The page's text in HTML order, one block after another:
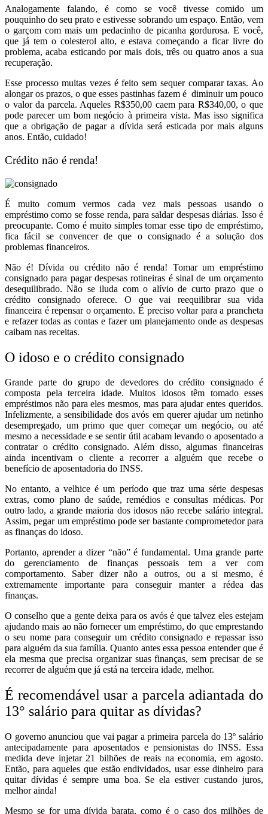
Analogamente falando, é como se você tivesse comido um
pouquinho do seu prato e estivesse sobrando um espaço. Então, vem
o garçom com mais um pedacinho de picanha gordurosa. E você,
que já tem o colesterol alto, e estava começando a ficar livre do
problema, acaba esticando por mais dois, três ou quatro anos a sua
recuperação.
Esse processo muitas vezes é feito sem sequer comparar taxas. Ao
alongar os prazos, o que esses pastinhas fazem é diminuir um pouco
o valor da parcela. Aqueles R$350,00 caem para R$340,00, o que
pode parecer um bom negócio à primeira vista. Mas isso significa
que a obrigação de pagar a dívida será esticada por mais alguns
anos. Então, cuidado!
Crédito não é renda!
É muito comum vermos cada vez mais pessoas usando o
empréstimo como se fosse renda, para saldar despesas diárias. Isso é
preocupante. Como é muito simples tomar esse tipo de empréstimo,
fica fácil se convencer de que o consignado é a solução dos
problemas financeiros.
Não é! Dívida ou crédito não é renda! Tomar um empréstimo
consignado para pagar despesas rotineiras é sinal de um orçamento
desequilibrado. Não se iluda com o alívio de curto prazo que o
crédito consignado oferece. O que vai reequilibrar sua vida
financeira é repensar o orçamento. É preciso voltar para a prancheta
e refazer todas as contas e fazer um planejamento onde as despesas
caibam nas receitas.
O idoso e o crédito consignado
Grande parte do grupo de devedores do crédito consignado é
composta pela terceira idade. Muitos idosos têm tomado esses
empréstimos não para eles mesmos, mas para ajudar entes queridos.
Infelizmente, a sensibilidade dos avós em querer ajudar um netinho
desempregado, um primo que quer começar um negócio, ou até
mesmo a necessidade e se sentir útil acabam levando o aposentado a
contratar o crédito consignado. Além disso, algumas financeiras
ainda incentivam o cliente a recorrer a alguém que recebe o
benefício de aposentadoria do INSS.
No entanto, a velhice é um período que traz uma série despesas
extras, como plano de saúde, remédios e consultas médicas. Por
outro lado, a grande maioria dos idosos não recebe salário integral.
Assim, pegar um empréstimo pode ser bastante comprometedor para
as finanças do idoso.
Portanto, aprender a dizer “não” é fundamental. Uma grande parte
do gerenciamento de finanças pessoais tem a ver com
comportamento. Saber dizer não a outros, ou a si mesmo, é
extremamente importante para conseguir manter a rédea das
finanças.
O conselho que a gente deixa para os avós é que talvez eles estejam
ajudando mais ao não fornecer um empréstimo, do que emprestando
o seu nome para conseguir um crédito consignado e repassar isso
para alguém da sua família. Quanto antes essa pessoa entender que é
ela mesma que precisa organizar suas finanças, sem precisar de se
recorrer de alguém que já está na terceira idade, melhor.
É recomendável usar a parcela adiantada do
13° salário para quitar as dívidas?
O governo anunciou que vai pagar a primeira parcela do 13º salário
antecipadamente para aposentados e pensionistas do INSS. Essa
medida deve injetar 21 bilhões de reais na economia, em agosto.
Então, para aqueles que estão endividados, usar esse dinheiro para
quitar dívidas é sempre uma boa. Se ela estiver custando juros,
melhor ainda!
Mesmo se for uma dívida barata, como é o caso dos milhões de